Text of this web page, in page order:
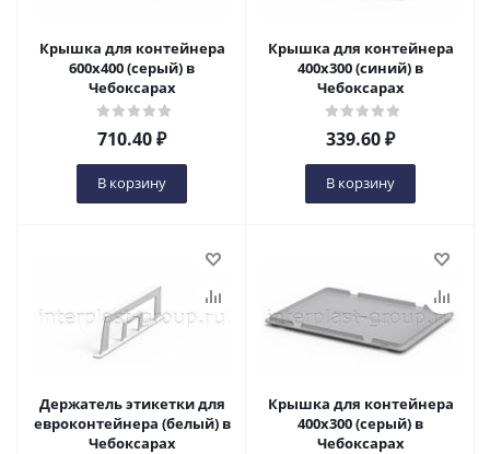
Крышка для контейнера
600х400 (серый) в
Чебоксарах
710.40₽
В корзину
Крышка для контейнера
400х300 (синий) в
Чебоксарах
339.60₽
В корзину
Держатель этикетки для
евроконтейнера (белый) в
Чебоксарах
Крышка для контейнера
400х300 (серый) в
Чебоксарах